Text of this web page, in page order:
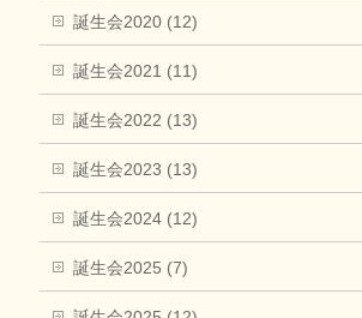
誕生会2020 (12)
誕生会2021 (11)
誕生会2022 (13)
誕生会2023 (13)
誕生会2024 (12)
誕生会2025 (7)